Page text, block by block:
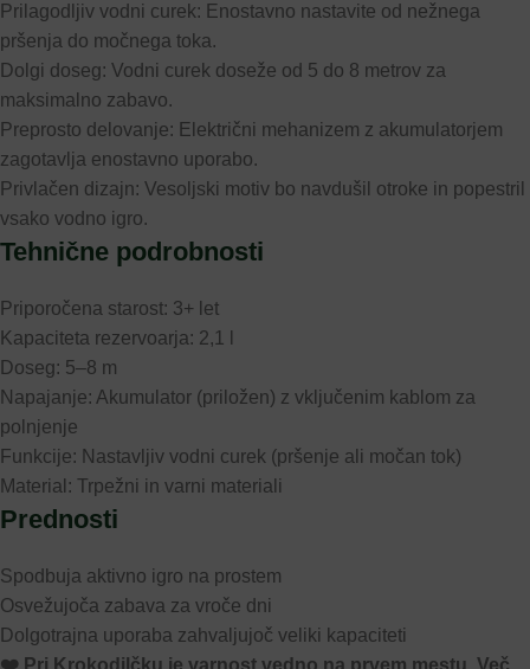
Prilagodljiv vodni curek: Enostavno nastavite od nežnega
pršenja do močnega toka.
Dolgi doseg: Vodni curek doseže od 5 do 8 metrov za
maksimalno zabavo.
Preprosto delovanje: Električni mehanizem z akumulatorjem
zagotavlja enostavno uporabo.
Privlačen dizajn: Vesoljski motiv bo navdušil otroke in popestril
vsako vodno igro.
Tehnične podrobnosti
Priporočena starost: 3+ let
Kapaciteta rezervoarja: 2,1 l
Doseg: 5–8 m
Napajanje: Akumulator (priložen) z vključenim kablom za
polnjenje
Funkcije: Nastavljiv vodni curek (pršenje ali močan tok)
Material: Trpežni in varni materiali
Prednosti
Spodbuja aktivno igro na prostem
Osvežujoča zabava za vroče dni
Dolgotrajna uporaba zahvaljujoč veliki kapaciteti